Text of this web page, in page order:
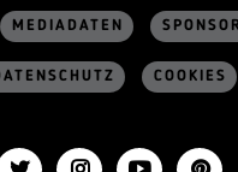
MEDIADATEN
COOKIES